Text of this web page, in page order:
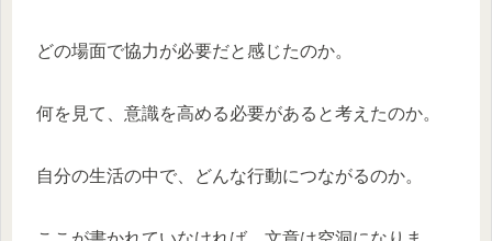
どの場面で協力が必要だと感じたのか。
何を見て、意識を高める必要があると考えたのか。
自分の生活の中で、どんな行動につながるのか。